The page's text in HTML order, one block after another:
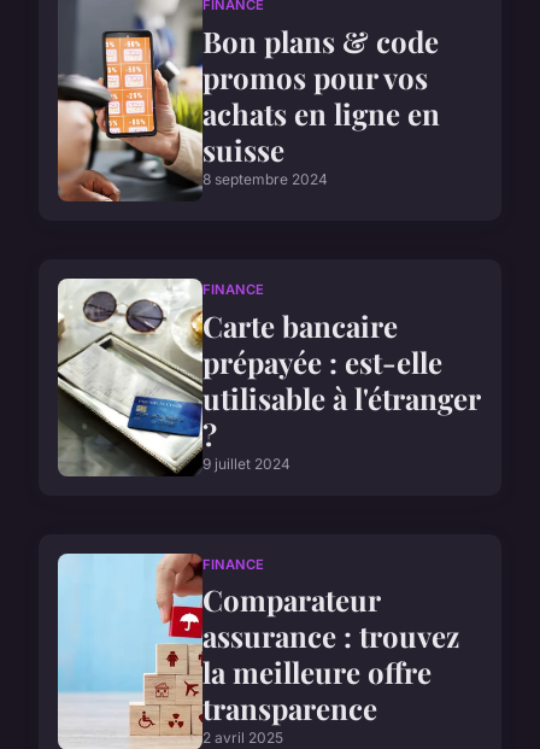
FINANCE
Bon plans & code
promos pour vos
achats en ligne en
suisse
8 septembre 2024
FINANCE
Carte bancaire
prépayée : est-elle
utilisable à l'étranger
?
9 juillet 2024
FINANCE
Comparateur
assurance : trouvez
la meilleure offre
transparence
2 avril 2025